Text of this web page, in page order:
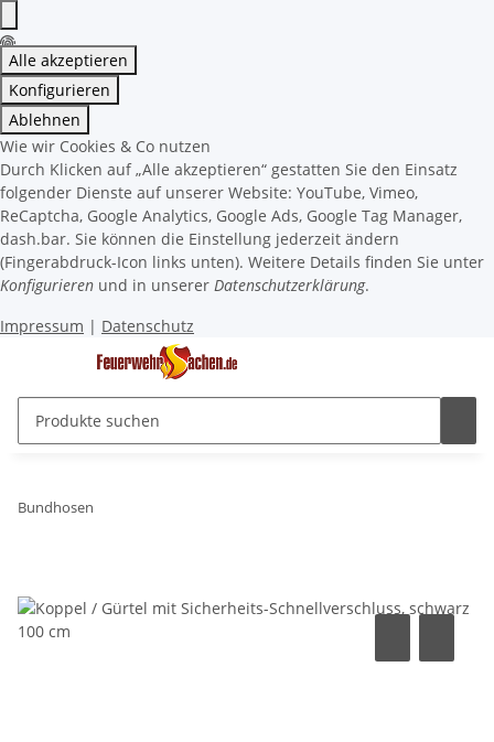
Alle akzeptieren
Konfigurieren
Ablehnen
Wie wir Cookies & Co nutzen
Durch Klicken auf „Alle akzeptieren“ gestatten Sie den Einsatz
folgender Dienste auf unserer Website: YouTube, Vimeo,
ReCaptcha, Google Analytics, Google Ads, Google Tag Manager,
dash.bar. Sie können die Einstellung jederzeit ändern
(Fingerabdruck-Icon links unten). Weitere Details finden Sie unter
Konfigurieren und in unserer Datenschutzerklärung.
Impressum | Datenschutz
Bundhosen